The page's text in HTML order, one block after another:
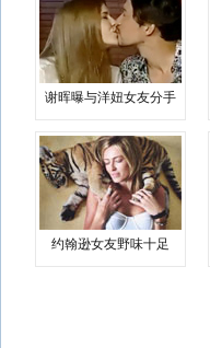
谢晖曝与洋妞女友分手
约翰逊女友野味十足